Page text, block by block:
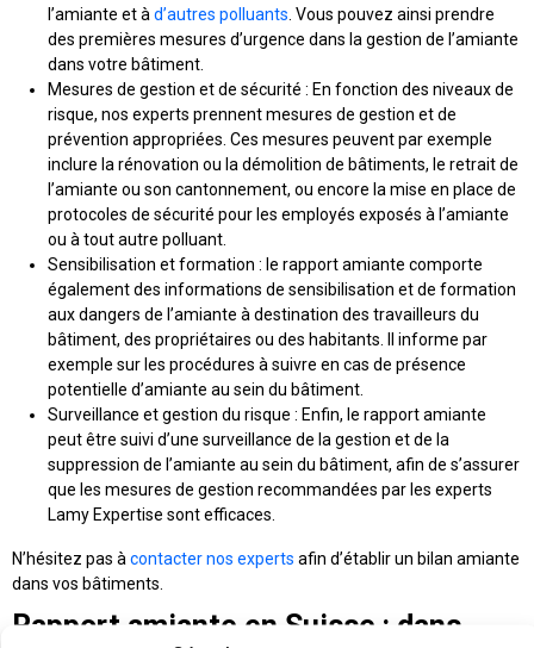
l’amiante et à d’autres polluants . Vous pouvez ainsi prendre
des premières mesures d’urgence dans la gestion de l’amiante
dans votre bâtiment.
Mesures de gestion et de sécurité : En fonction des niveaux de
risque, nos experts prennent mesures de gestion et de
prévention appropriées. Ces mesures peuvent par exemple
inclure la rénovation ou la démolition de bâtiments, le retrait de
l’amiante ou son cantonnement, ou encore la mise en place de
protocoles de sécurité pour les employés exposés à l’amiante
ou à tout autre polluant.
Sensibilisation et formation : le rapport amiante comporte
également des informations de sensibilisation et de formation
aux dangers de l’amiante à destination des travailleurs du
bâtiment, des propriétaires ou des habitants. Il informe par
exemple sur les procédures à suivre en cas de présence
potentielle d’amiante au sein du bâtiment.
Surveillance et gestion du risque : Enfin, le rapport amiante
peut être suivi d’une surveillance de la gestion et de la
suppression de l’amiante au sein du bâtiment, afin de s’assurer
que les mesures de gestion recommandées par les experts
Lamy Expertise sont efficaces.
N’hésitez pas à contacter nos experts afin d’établir un bilan amiante
dans vos bâtiments.
Rapport amiante en Suisse : dans